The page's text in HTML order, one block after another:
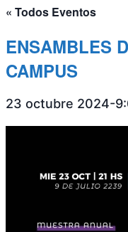
« Todos Eventos
ENSAMBLES
CAMPUS
23 octubre 2024-